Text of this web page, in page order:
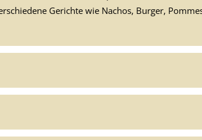
Gerichte wie Nachos, Burger,